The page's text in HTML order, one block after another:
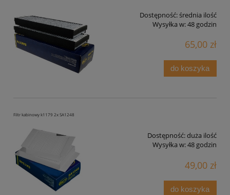
Dostępność:średnia ilość
Wysyłka w:48 godzin
65,00 zł
do koszyka
Filtr kabinowy k1179 2x SA1248
Dostępność:duża ilość
Wysyłka w:48 godzin
49,00 zł
do koszyka